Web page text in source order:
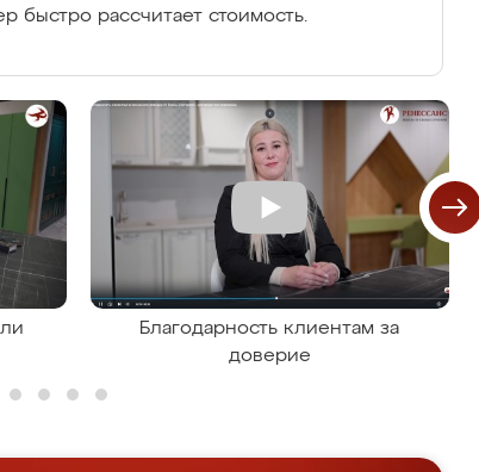
быстро рассчитает стоимость.
Благодарность клиентам за
доверие